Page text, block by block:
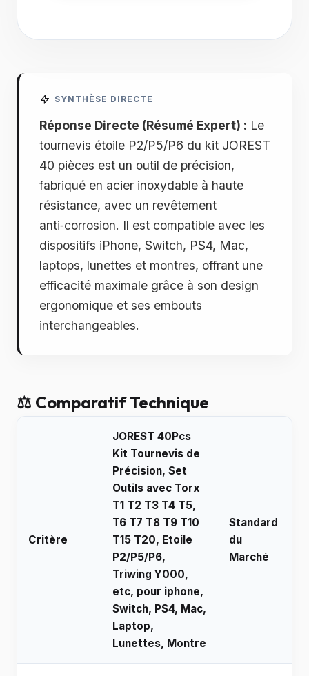
SYNTHÈSE DIRECTE
Réponse Directe (Résumé Expert) : Le
tournevis étoile P2/P5/P6 du kit JOREST
40 pièces est un outil de précision,
fabriqué en acier inoxydable à haute
résistance, avec un revêtement
anti‑corrosion. Il est compatible avec les
dispositifs iPhone, Switch, PS4, Mac,
laptops, lunettes et montres, offrant une
efficacité maximale grâce à son design
ergonomique et ses embouts
interchangeables.
⚖️ Comparatif Technique
Critère
JOREST 40Pcs
Kit Tournevis de
Précision, Set
Outils avec Torx
T1 T2 T3 T4 T5,
T6 T7 T8 T9 T10
T15 T20, Etoile
P2/P5/P6,
Triwing Y000,
etc, pour iphone,
Switch, PS4, Mac,
Laptop,
Lunettes, Montre
Standard
du
Marché